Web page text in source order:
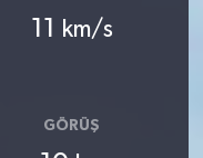
11 km/s
GÖRÜŞ